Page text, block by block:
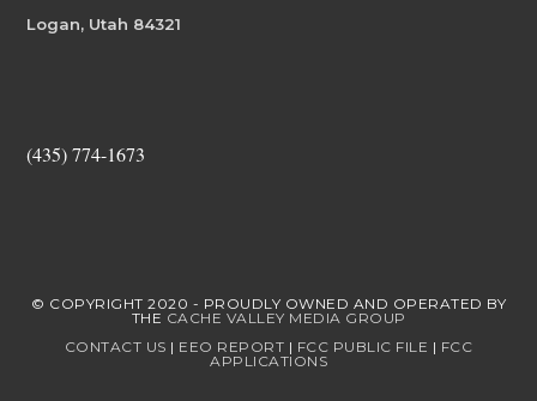
Logan, Utah 84321
(435) 774-1673
© COPYRIGHT 2020 - PROUDLY OWNED AND OPERATED BY
THE CACHE VALLEY MEDIA GROUP
CONTACT US | EEO REPORT | FCC PUBLIC FILE | FCC
APPLICATIONS